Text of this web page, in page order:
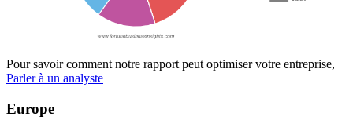
Pour savoir comment notre rapport peut optimiser votre entreprise,
Parler à un analyste
Europe